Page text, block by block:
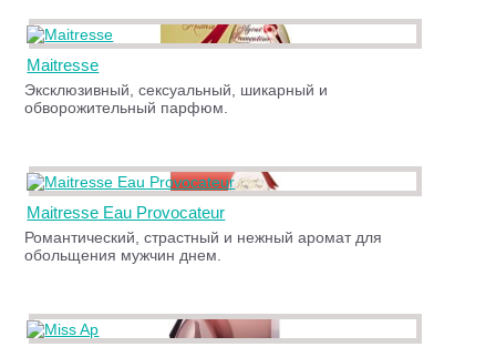
Maitresse
Эксклюзивный, сексуальный, шикарный и
обворожительный парфюм.
Maitresse Eau Provocateur
Романтический, страстный и нежный аромат для
обольщения мужчин днем.